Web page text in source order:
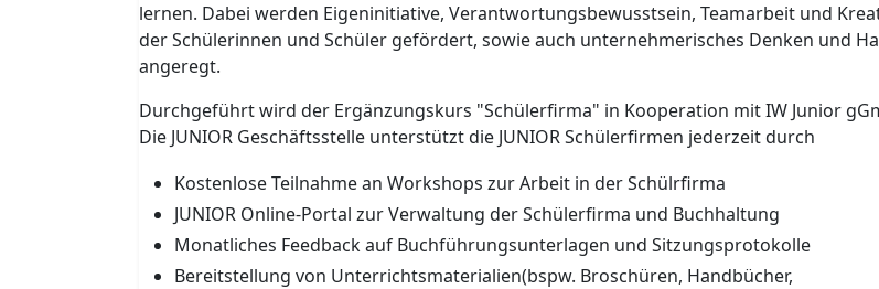
lernen. Dabei werden Eigeninitiative, Verantwortungsbewusstsein, Teamarbeit und
der Schülerinnen und Schüler gefördert, sowie auch unternehmerisches Denken und
angeregt.
Durchgeführt wird der Ergänzungskurs "Schülerfirma" in Kooperation mit IW Junior
Die JUNIOR Geschäftsstelle unterstützt die JUNIOR Schülerfirmen jederzeit durch
Kostenlose Teilnahme an Workshops zur Arbeit in der Schülrfirma
JUNIOR Online-Portal zur Verwaltung der Schülerfirma und Buchhaltung
Monatliches Feedback auf Buchführungsunterlagen und Sitzungsprotokolle
Bereitstellung von Unterrichtsmaterialien(bspw. Broschüren, Handbücher,